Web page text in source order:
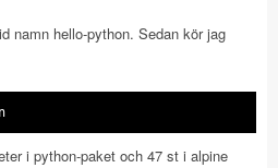
namn hello-python. Sedan kör jag
i python-paket och 47 st i alpine